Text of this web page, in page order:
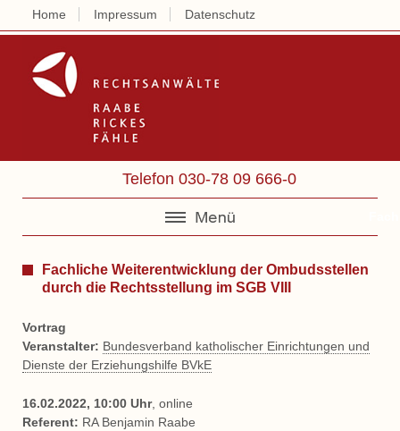
Home Impressum Datenschutz
Telefon 030-78 09 666-0
Fachliche Weiterentwicklung der Ombudsstellen
durch die Rechtsstellung im SGB VIII
Vortrag
Veranstalter: Bundesverband katholischer Einrichtungen und
Dienste der Erziehungshilfe BVkE
16.02.2022, 10:00 Uhr, online
Referent: RA Benjamin Raabe